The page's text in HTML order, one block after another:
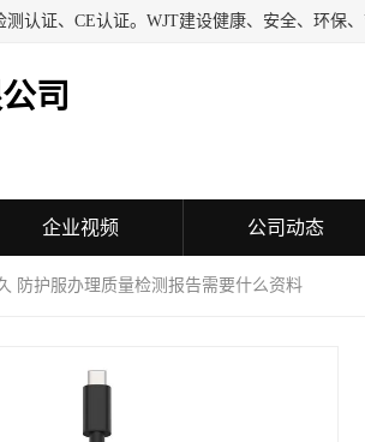
司
企业视频 公司动态
防护服办理质量检测报告需要什么资料